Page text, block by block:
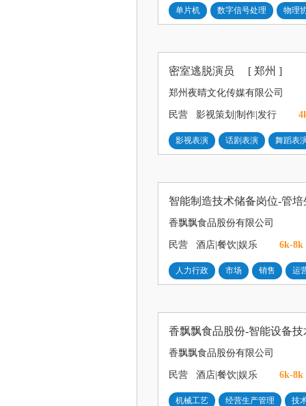
单片机 数字信号处理 物理
密室逃脱演员 [ 郑州 ]
郑州夜晴文化传媒有限公司
民营 影视策划|制作|发行
影视表演 话剧表演 舞蹈表
智能制造技术储备岗位-
香飘飘食品股份有限公司
民营 酒店|餐饮|娱乐 6k-8k
人力行政 市场 销售 运
香飘飘食品股份有限公司
民营 酒店|餐饮|娱乐 6k-8k
机械工艺 经营生产管理 技